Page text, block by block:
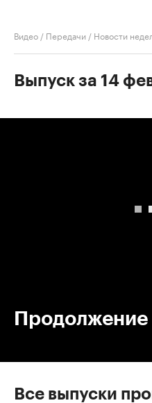
Видео / Передачи / Новости
Выпуск за 14
Продолжение
Все выпуски